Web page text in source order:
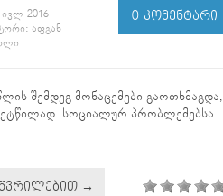
ᲘᲕᲚ 2016
ᲐᲤᲒᲐᲜ
0 ᲙᲝᲛᲔᲜᲢᲐᲠᲘ
შემდეგ მონაცემები გაოთხმაგდა,
სოციალურ პრობლემებსა
→